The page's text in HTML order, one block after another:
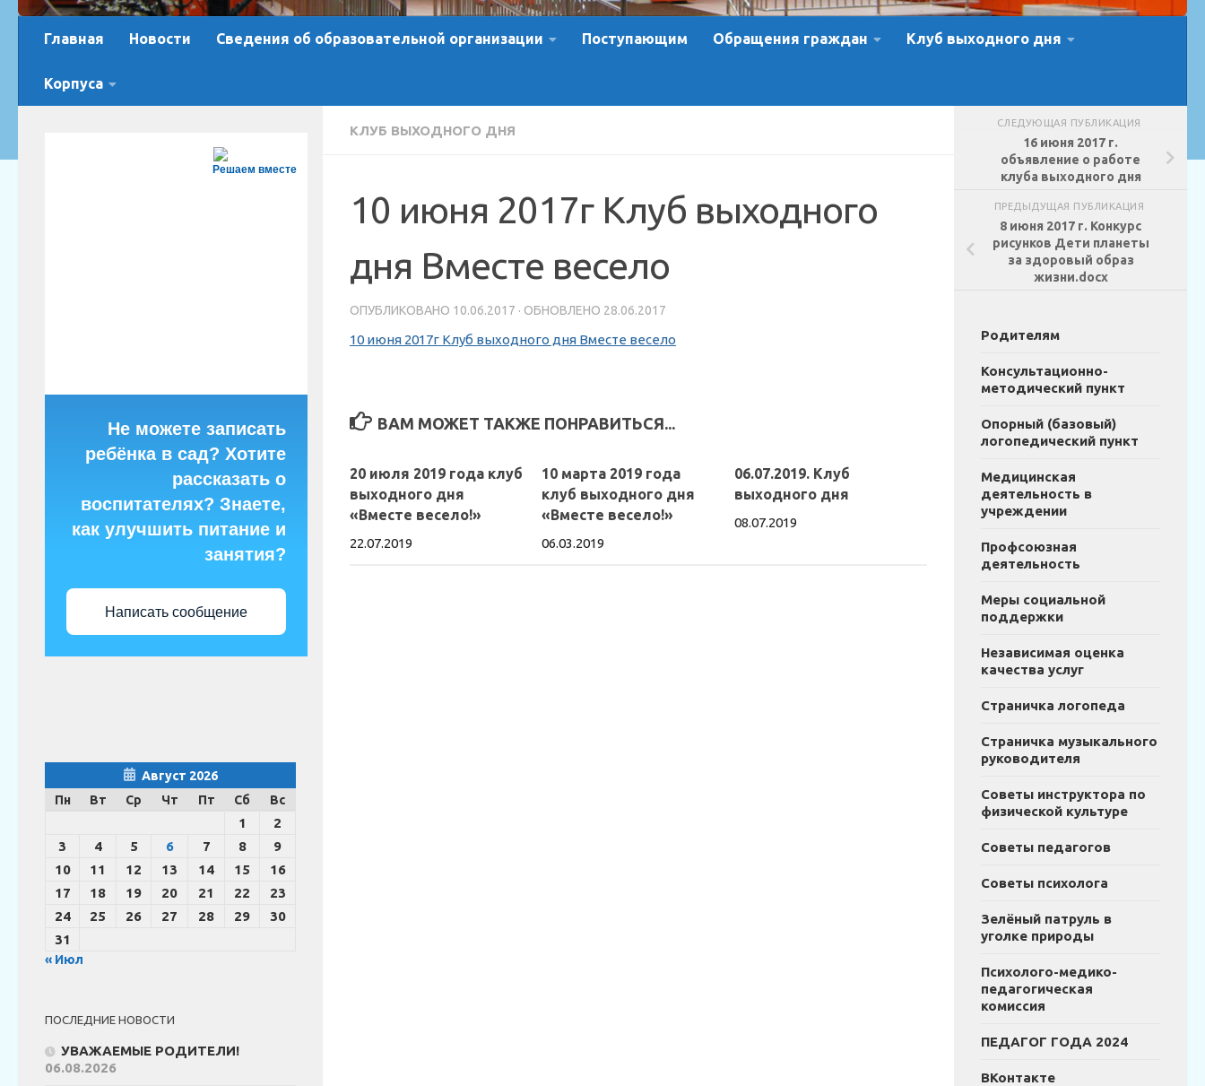
Главная Новости Сведения об образовательной организации Поступающим Обращения граждан Клуб выходного дня
Корпуса
КЛУБ ВЫХОДНОГО ДНЯ
10 июня 2017г Клуб выходного
дня Вместе весело
ОПУБЛИКОВАНО 10.06.2017 · ОБНОВЛЕНО 28.06.2017
10 июня 2017г Клуб выходного дня Вместе весело
ВАМ МОЖЕТ ТАКЖЕ ПОНРАВИТЬСЯ...
20 июля 2019 года клуб
выходного дня
«Вместе весело!»
22.07.2019
10 марта 2019 года
клуб выходного дня
«Вместе весело!»
06.03.2019
06.07.2019. Клуб
выходного дня
08.07.2019
Решаем вместе
Не можете записать
ребёнка в сад? Хотите
рассказать о
воспитателях? Знаете,
как улучшить питание и
занятия?
Написать сообщение
Август 2026
Пн
Вт Ср Чт Пт Сб Вс
1
2
3
4 5 6 7 8
9
10
11 12 13 14 15
16
17
18 19 20 21 22
23
24
25 26 27 28 29
30
31
« Июл
ПОСЛЕДНИЕ НОВОСТИ
УВАЖАЕМЫЕ РОДИТЕЛИ!
06.08.2026
СЛЕДУЮЩАЯ ПУБЛИКАЦИЯ
16 июня 2017 г.
объявление о работе
клуба выходного дня
ПРЕДЫДУЩАЯ ПУБЛИКАЦИЯ
8 июня 2017 г. Конкурс
рисунков Дети планеты
за здоровый образ
жизни.docx
Родителям
Консультационно-
методический пункт
Опорный (базовый)
логопедический пункт
Медицинская
деятельность в
учреждении
Профсоюзная
деятельность
Меры социальной
поддержки
Независимая оценка
качества услуг
Страничка логопеда
Страничка музыкального
руководителя
Советы инструктора по
физической культуре
Советы педагогов
Советы психолога
Зелёный патруль в
уголке природы
Психолого-медико-
педагогическая
комиссия
ПЕДАГОГ ГОДА 2024
ВКонтакте